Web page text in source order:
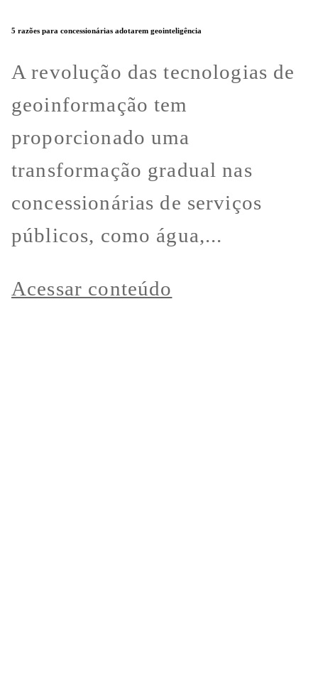
5 razões para concessionárias adotarem geointeligência
A revolução das tecnologias de
geoinformação tem
proporcionado uma
transformação gradual nas
concessionárias de serviços
públicos, como água,...
Acessar conteúdo